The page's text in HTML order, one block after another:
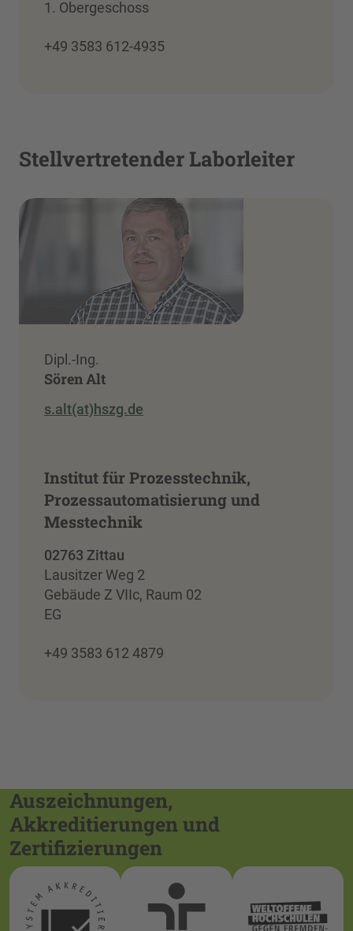
1. Obergeschoss
+49 3583 612-4935
Stellvertretender Laborleiter
Dipl.-Ing.
Sören Alt
s.alt(at)hszg.de
Institut für Prozesstechnik,
Prozessautomatisierung und
Messtechnik
02763 Zittau
Lausitzer Weg 2
Gebäude Z VIIc, Raum 02
EG
+49 3583 612 4879
Auszeichnungen,
Akkreditierungen und
Zertifizierungen